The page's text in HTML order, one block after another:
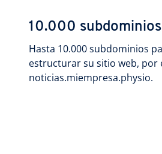
10.000 subdominios
Hasta 10.000 subdominios
estructurar su sitio web, por
noticias.miempresa.physio.